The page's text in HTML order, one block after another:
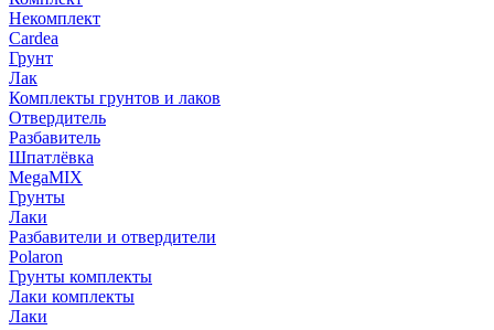
Некомплект
Cardea
Грунт
Лак
Комплекты грунтов и лаков
Отвердитель
Разбавитель
Шпатлёвка
MegaMIX
Грунты
Лаки
Разбавители и отвердители
Polaron
Грунты комплекты
Лаки комплекты
Лаки